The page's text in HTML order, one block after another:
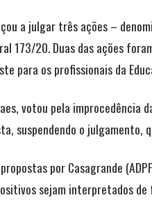
a julgar três ações –
173/20. Duas das ações
para os profissionais da
votou pela improcedência
suspendendo o julgamento,
por Casagrande
sejam interpretados